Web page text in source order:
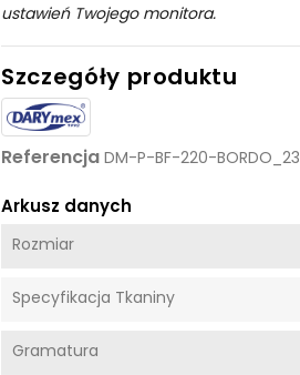
ustawień Twojego monitora.
Szczegóły produktu
Referencja DM-P-BF-220-BORDO_23
Arkusz danych
Rozmiar
Specyfikacja Tkaniny
Gramatura